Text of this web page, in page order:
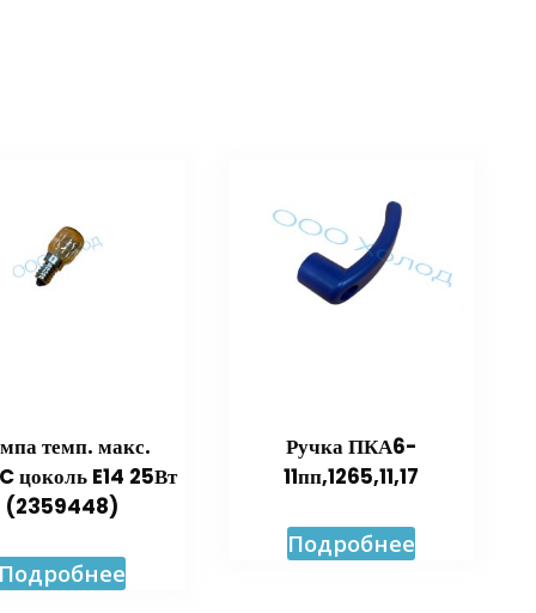
темп. макс.
цоколь E14 25Вт
(2359448)
Ручка ПКА6-
11пп,1265,11,17
Подробнее